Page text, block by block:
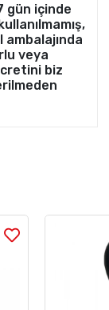
gün içinde
veya
biz